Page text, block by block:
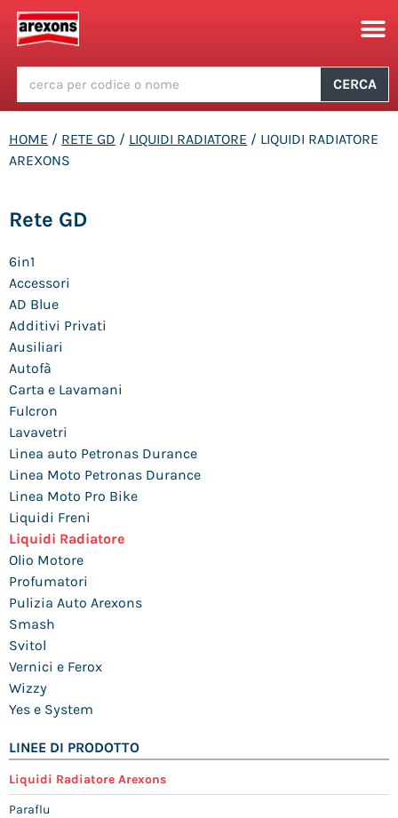
CERCA
HOME / RETE GD / LIQUIDI RADIATORE / LIQUIDI RADIATORE
AREXONS
Rete GD
6in1
Accessori
AD Blue
Additivi Privati
Ausiliari
Autofà
Carta e Lavamani
Fulcron
Lavavetri
Linea auto Petronas Durance
Linea Moto Petronas Durance
Linea Moto Pro Bike
Liquidi Freni
Liquidi Radiatore
Olio Motore
Profumatori
Pulizia Auto Arexons
Smash
Svitol
Vernici e Ferox
Wizzy
Yes e System
LINEE DI PRODOTTO
Liquidi Radiatore Arexons
Paraflu